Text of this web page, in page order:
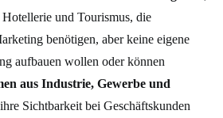
Hotellerie und Tourismus, die
benötigen, aber keine eigene
aufbauen wollen oder können
aus Industrie, Gewerbe und
Sichtbarkeit bei Geschäftskunden